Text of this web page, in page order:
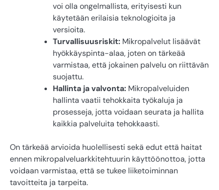
voi olla ongelmallista, erityisesti kun
käytetään erilaisia teknologioita ja
versioita.
Turvallisuusriskit: Mikropalvelut lisäävät
hyökkäyspinta-alaa, joten on tärkeää
varmistaa, että jokainen palvelu on riittävän
suojattu.
Hallinta ja valvonta: Mikropalveluiden
hallinta vaatii tehokkaita työkaluja ja
prosesseja, jotta voidaan seurata ja hallita
kaikkia palveluita tehokkaasti.
On tärkeää arvioida huolellisesti sekä edut että haitat
ennen mikropalveluarkkitehtuurin käyttöönottoa, jotta
voidaan varmistaa, että se tukee liiketoiminnan
tavoitteita ja tarpeita.